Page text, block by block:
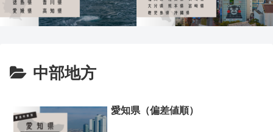
中部地方
愛知県（偏差値順）